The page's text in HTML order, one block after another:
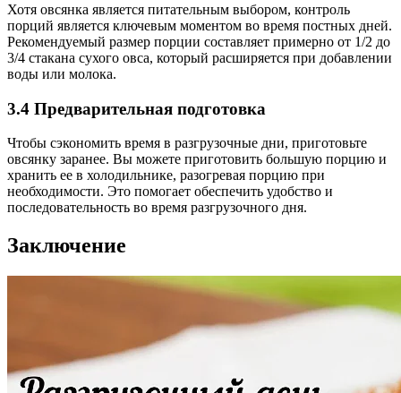
Хотя овсянка является питательным выбором, контроль
порций является ключевым моментом во время постных дней.
Рекомендуемый размер порции составляет примерно от 1/2 до
3/4 стакана сухого овса, который расширяется при добавлении
воды или молока.
3.4 Предварительная подготовка
Чтобы сэкономить время в разгрузочные дни, приготовьте
овсянку заранее. Вы можете приготовить большую порцию и
хранить ее в холодильнике, разогревая порцию при
необходимости. Это помогает обеспечить удобство и
последовательность во время разгрузочного дня.
Заключение